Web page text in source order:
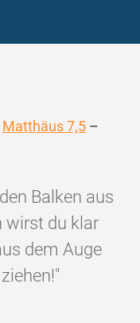
Matthäus 7,5 –
Balken aus
wirst du klar
dem Auge